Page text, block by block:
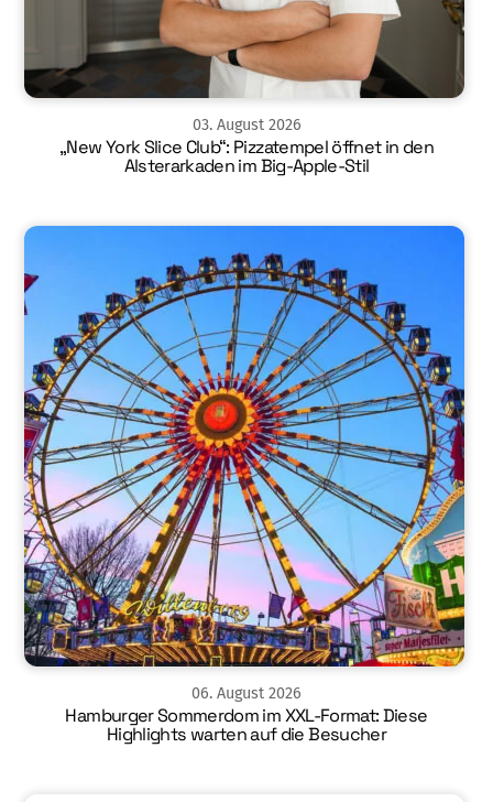
03. August 2026
„New York Slice Club“: Pizzatempel öffnet in den
Alsterarkaden im Big-Apple-Stil
06. August 2026
Hamburger Sommerdom im XXL-Format: Diese
Highlights warten auf die Besucher